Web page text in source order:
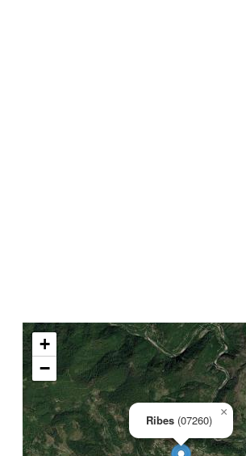
Ribes (07260)
×
+
−